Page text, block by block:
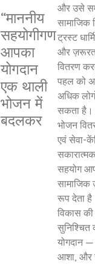
“माननीय
सहयोगीगण
आपका
योगदान
एक थाली
भोजन में
बदलकर
और उसे
सामाजिक
ट्रस्ट
और
वितरण
पहल को
अधिक
सकता है।
भोजन
एवं सेवा-
सहयोग
सामाजिक
रूप देता
विकास की
योगदान
आशा, और